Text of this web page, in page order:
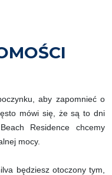
aby zapomnieć o
mówi się, że są to dni
Residence chcemy
mocy.
będziesz otoczony tym,